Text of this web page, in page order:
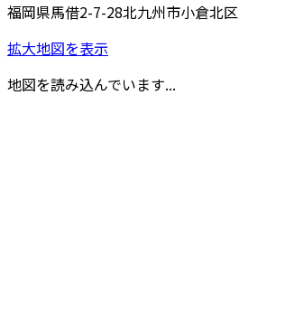
福岡県馬借2-7-28北九州市小倉北区
拡大地図を表示
地図を読み込んでいます...